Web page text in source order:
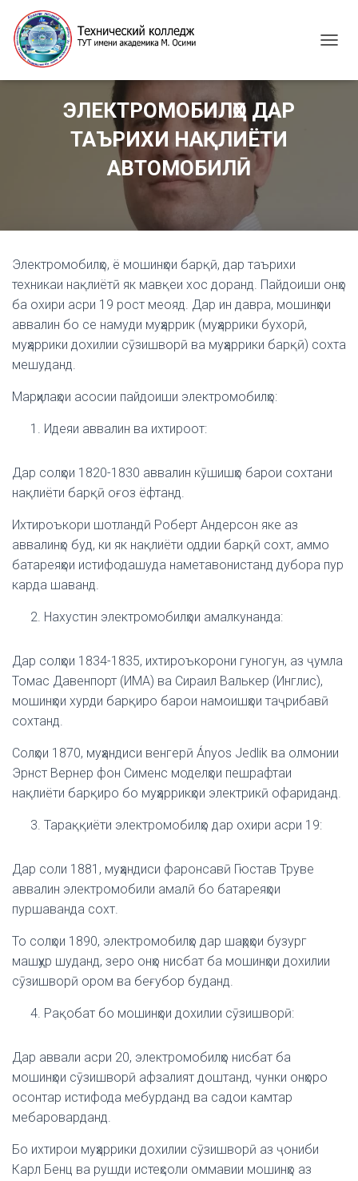
G
N
ЭЛЕКТРОМОБИЛҲО ДАР
ТАЪРИХИ НАҚЛИЁТИ
АВТОМОБИЛӢ
Электромобилҳо, ё мошинҳои барқӣ, дар таърихи
техникаи нақлиётӣ як мавқеи хос доранд. Пайдоиши онҳо
ба охири асри 19 рост меояд. Дар ин давра, мошинҳои
аввалин бо се намуди муҳаррик (муҳаррики бухорӣ,
муҳаррики дохилии сӯзишворӣ ва муҳаррики барқӣ) сохта
мешуданд.
Марҳилаҳои асосии пайдоиши электромобилҳо:
Идеяи аввалин ва ихтироот:
Дар солҳои 1820-1830 аввалин кӯшишҳо барои сохтани
нақлиёти барқӣ оғоз ёфтанд.
Ихтироъкори шотландӣ Роберт Андерсон яке аз
аввалинҳо буд, ки як нақлиёти оддии барқӣ сохт, аммо
батареяҳои истифодашуда наметавонистанд дубора пур
карда шаванд.
Нахустин электромобилҳои амалкунанда:
Дар солҳои 1834-1835, ихтироъкорони гуногун, аз ҷумла
Томас Давенпорт (ИМА) ва Сираил Валькер (Инглис),
мошинҳои хурди барқиро барои намоишҳои таҷрибавӣ
сохтанд.
Солҳои 1870, муҳандиси венгерӣ Ányos Jedlik ва олмонии
Эрнст Вернер фон Сименс моделҳои пешрафтаи
нақлиёти барқиро бо муҳаррикҳои электрикӣ офариданд.
Тараққиёти электромобилҳо дар охири асри 19:
Дар соли 1881, муҳандиси фаронсавӣ Гюстав Труве
аввалин электромобили амалӣ бо батареяҳои
пуршаванда сохт.
То солҳои 1890, электромобилҳо дар шаҳрҳои бузург
машҳур шуданд, зеро онҳо нисбат ба мошинҳои дохилии
сӯзишворӣ ором ва беғубор буданд.
Рақобат бо мошинҳои дохилии сӯзишворӣ:
Дар аввали асри 20, электромобилҳо нисбат ба
мошинҳои сӯзишворӣ афзалият доштанд, чунки онҳоро
осонтар истифода мебурданд ва садои камтар
мебароварданд.
Бо ихтирои муҳаррики дохилии сӯзишворӣ аз ҷониби
Карл Бенц ва рушди истеҳсоли оммавии мошинҳо аз